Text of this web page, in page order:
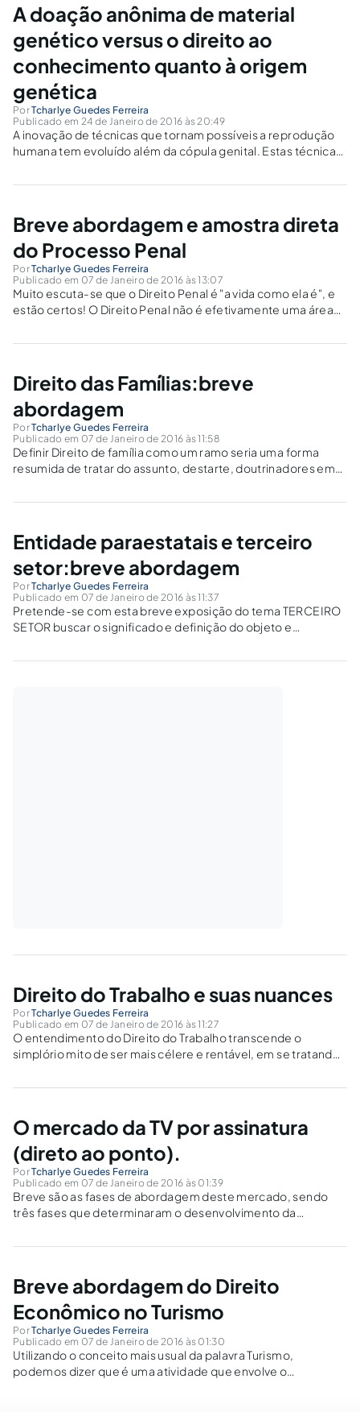
A doação anônima de material
genético versus o direito ao
conhecimento quanto à origem
genética
PorTcharlye Guedes Ferreira
Publicado em 24 de Janeiro de 2016 às 20:49
A inovação de técnicas que tornam possíveis a reprodução
humana tem evoluído além da cópula genital. Estas técnicas
reprodução assistida, alterando a natureza da reprodução
Breve abordagem e amostra direta
do Processo Penal
PorTcharlye Guedes Ferreira
Publicado em 07 de Janeiro de 2016 às 13:07
Muito escuta-se que o Direito Penal é "a vida como ela é", e
estão certos! O Direito Penal não é efetivamente uma área
jurídica apresenta, mas pela atuação e oralidade
Direito das Famílias:breve
abordagem
PorTcharlye Guedes Ferreira
Publicado em 07 de Janeiro de 2016 às 11:58
Definir Direito de família como um ramo seria uma forma
resumida de tratar do assunto, destarte, doutrinadores em
direito que contém normas jurídicas relacionadas com a
Entidade paraestatais e terceiro
setor:breve abordagem
PorTcharlye Guedes Ferreira
Publicado em 07 de Janeiro de 2016 às 11:37
Pretende-se com esta breve exposição do tema TERCEIRO
SETOR buscar o significado e definição do objeto e
Direito do Trabalho e suas nuances
PorTcharlye Guedes Ferreira
Publicado em 07 de Janeiro de 2016 às 11:27
O entendimento do Direito do Trabalho transcende o
simplório mito de ser mais célere e rentável, em se tratando
mais rico em informações.
O mercado da TV por assinatura
(direto ao ponto).
PorTcharlye Guedes Ferreira
Publicado em 07 de Janeiro de 2016 às 01:39
Breve são as fases de abordagem deste mercado, sendo
três fases que determinaram o desenvolvimento da
oligopolista convergente. Veja tudo
Breve abordagem do Direito
Econômico no Turismo
PorTcharlye Guedes Ferreira
Publicado em 07 de Janeiro de 2016 às 01:30
Utilizando o conceito mais usual da palavra Turismo,
podemos dizer que é uma atividade que envolve o